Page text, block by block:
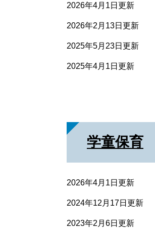
2026年4月1日更新
2026年2月13日更新
2025年5月23日更新
2025年4月1日更新
学童保育
2026年4月1日更新
2024年12月17日更新
2023年2月6日更新